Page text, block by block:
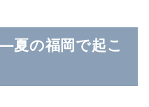
夏の福岡で起こ